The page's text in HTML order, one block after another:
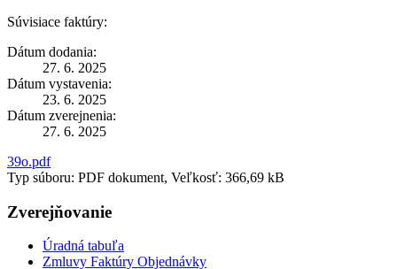
Súvisiace faktúry:
Dátum dodania:
27. 6. 2025
Dátum vystavenia:
23. 6. 2025
Dátum zverejnenia:
27. 6. 2025
39o.pdf
Typ súboru: PDF dokument, Veľkosť: 366,69 kB
Zverejňovanie
Úradná tabuľa
Zmluvy Faktúry Objednávky